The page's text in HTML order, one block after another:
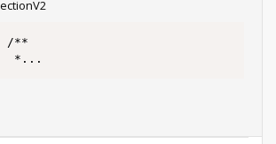
			 *
...